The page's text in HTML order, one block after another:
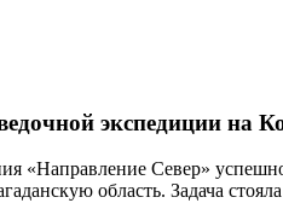
экспедиции на
«Направление Север»
область. Задача